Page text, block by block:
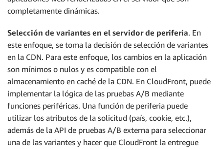
completamente dinámicas.
Selección de variantes en el servidor de periferia. En
este enfoque, se toma la decisión de selección de variantes
en la CDN. Para este enfoque, los cambios en la aplicación
son mínimos o nulos y es compatible con el
almacenamiento en caché de la CDN. En CloudFront, puede
implementar la lógica de las pruebas A/B mediante
funciones periféricas. Una función de periferia puede
utilizar los atributos de la solicitud (país, cookie, etc.),
además de la API de pruebas A/B externa para seleccionar
una de las variantes y hacer que CloudFront la entregue